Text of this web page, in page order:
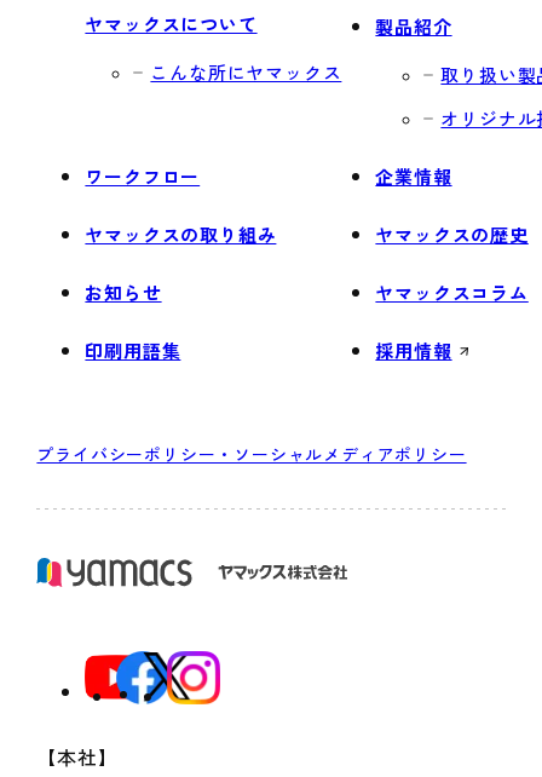
ヤマックスについて
こんな所にヤマックス
製品紹介
取り扱い製
オリジナル
ワークフロー 企業情報
ヤマックスの取り組み ヤマックスの歴史
お知らせ ヤマックスコラム
印刷用語集 採用情報
プライバシーポリシー・ソーシャルメディアポリシー
【本社】